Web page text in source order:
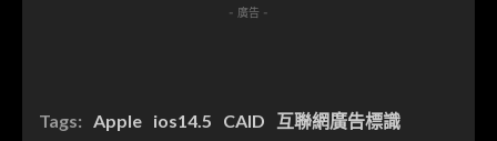
- 廣告 -
Tags: Apple ios14.5 CAID
互聯網廣告標識